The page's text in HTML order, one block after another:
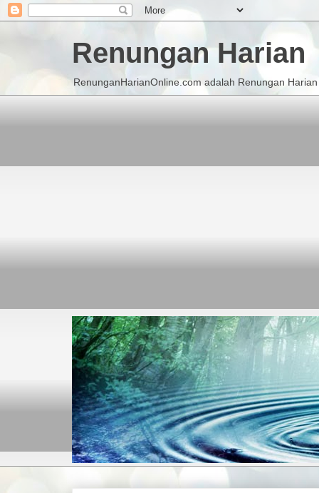
Renungan Harian
RenunganHarianOnline.com adalah Renungan